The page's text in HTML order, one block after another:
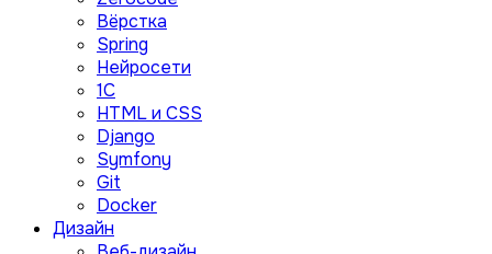
Вёрстка
Spring
Нейросети
1C
HTML и CSS
Django
Symfony
Git
Docker
Дизайн